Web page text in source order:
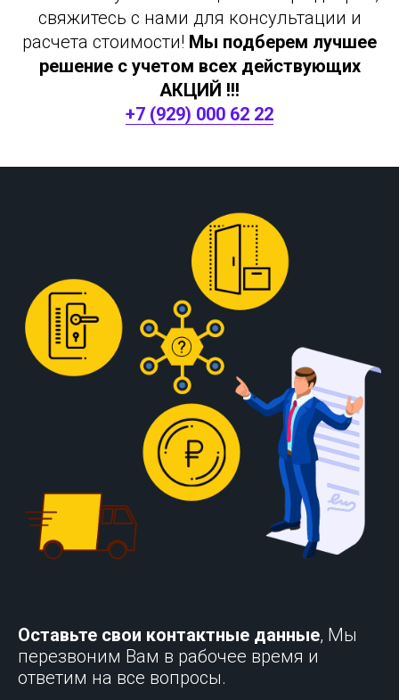
свяжитесь с нами для консультации и
расчета стоимости! Мы подберем лучшее
решение с учетом всех действующих
АКЦИЙ !!!
+7 (929) 000 62 22
Оставьте свои контактные данные, Мы
перезвоним Вам в рабочее время и
ответим на все вопросы.